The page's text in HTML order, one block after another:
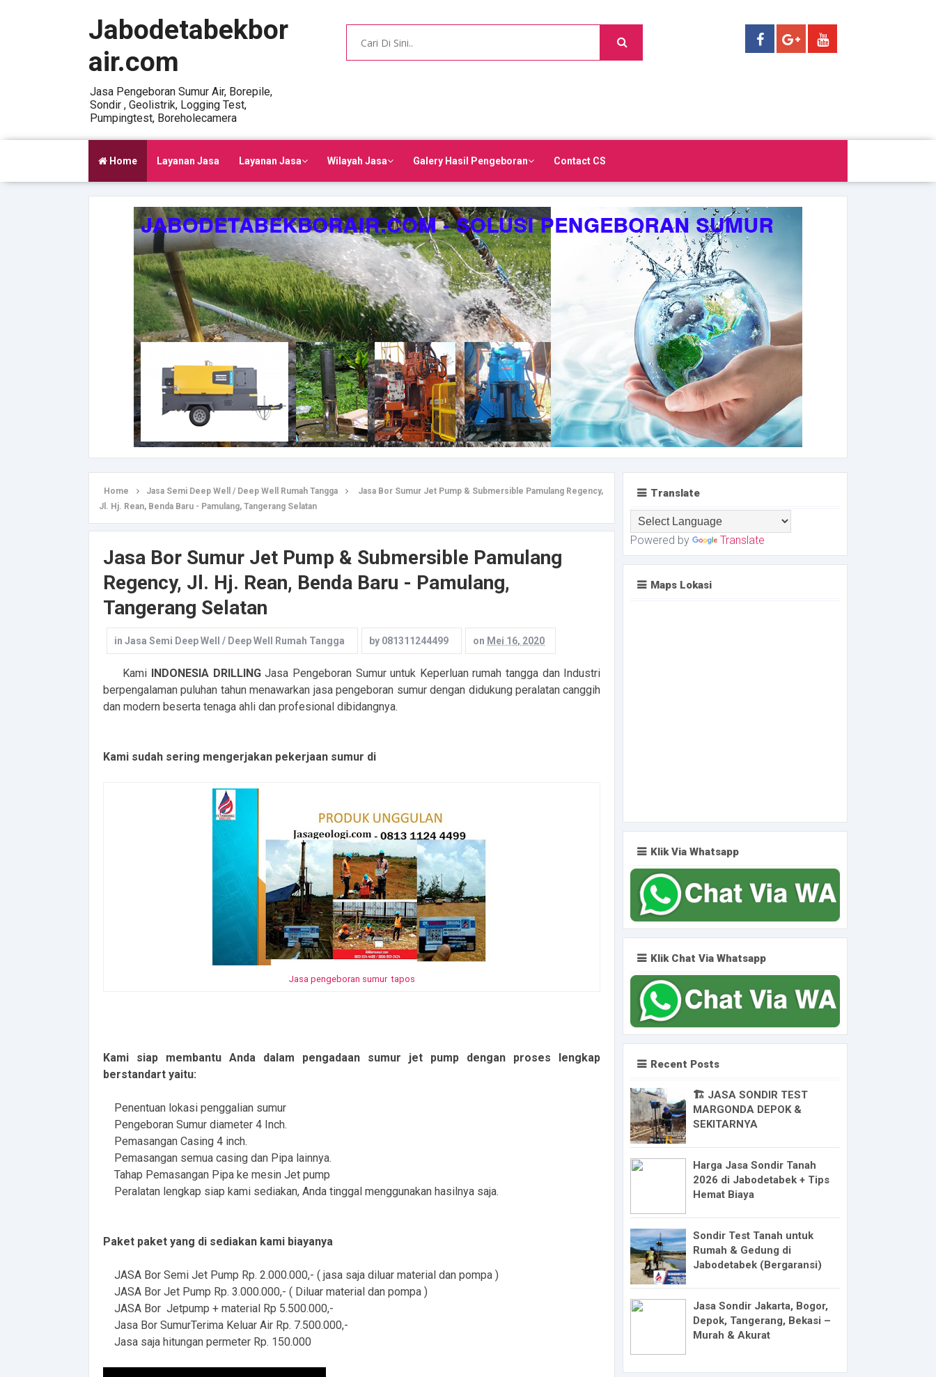
Jabodetabekbor
air.com
Jasa Pengeboran Sumur Air, Borepile,
Sondir , Geolistrik, Logging Test,
Pumpingtest, Boreholecamera
Home Layanan Jasa Layanan Jasa Wilayah Jasa Galery Hasil Pengeboran Contact CS
Home Jasa Semi Deep Well / Deep Well Rumah Tangga
Jasa Bor Sumur Jet Pump & Submersible Pamulang Regency,
Jl. Hj. Rean, Benda Baru - Pamulang, Tangerang Selatan
Jasa Bor Sumur Jet Pump & Submersible Pamulang
Regency, Jl. Hj. Rean, Benda Baru - Pamulang,
Tangerang Selatan
in Jasa Semi Deep Well / Deep Well Rumah Tangga by 081311244499 on Mei 16, 2020
Kami INDONESIA DRILLINGJasa Pengeboran Sumur untuk Keperluan rumah tangga dan Industri
berpengalaman puluhan tahun menawarkan jasa pengeboran sumur dengan didukung peralatan canggih
dan modern beserta tenaga ahli dan profesional dibidangnya.
Kami sudah sering mengerjakan pekerjaan sumur di
Jasa pengeboran sumur tapos
Kami siap membantu Anda dalam pengadaan sumur jet pump dengan proses lengkap
berstandart yaitu:
Penentuan lokasi penggalian sumur
Pengeboran Sumur diameter 4 Inch.
Pemasangan Casing 4 inch.
Pemasangan semua casing dan Pipa lainnya.
Tahap Pemasangan Pipa ke mesin Jet pump
Peralatan lengkap siap kami sediakan, Anda tinggal menggunakan hasilnya saja.
Paket paket yang di sediakan kami biayanya
JASA Bor Semi Jet Pump Rp. 2.000.000,- ( jasa saja diluar material dan pompa )
JASA Bor Jet Pump Rp. 3.000.000,- ( Diluar material dan pompa )
JASA Bor Jetpump + material Rp 5.500.000,-
Jasa Bor SumurTerima Keluar Air Rp. 7.500.000,-
Jasa saja hitungan permeter Rp. 150.000
Translate
Powered by Translate
Maps Lokasi
Klik Via Whatsapp
Klik Chat Via Whatsapp
Recent Posts
🏗️ JASA SONDIR TEST
MARGONDA DEPOK &
SEKITARNYA
Harga Jasa Sondir Tanah
2026 di Jabodetabek + Tips
Hemat Biaya
Sondir Test Tanah untuk
Rumah & Gedung di
Jabodetabek (Bergaransi)
Jasa Sondir Jakarta, Bogor,
Depok, Tangerang, Bekasi –
Murah & Akurat